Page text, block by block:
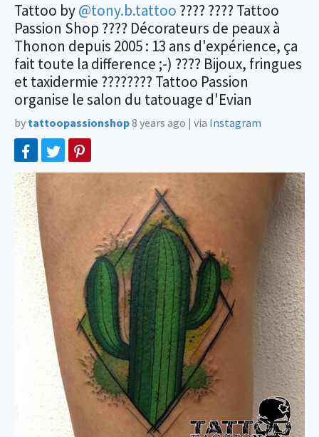
Tattoo by@tony.b.tattoo ???? ???? Tattoo
Passion Shop ???? Décorateurs de peaux à
Thonon depuis 2005 : 13 ans d'expérience, ça
fait toute la difference ;-) ???? Bijoux, fringues
et taxidermie ???????? Tattoo Passion
organise le salon du tatouage d'Evian
by tattoopassionshop8 years ago | via Instagram